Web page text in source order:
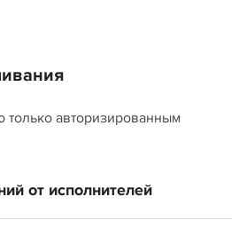
только авторизированным
от исполнителей